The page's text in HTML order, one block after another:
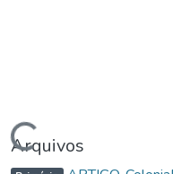
Arquivos